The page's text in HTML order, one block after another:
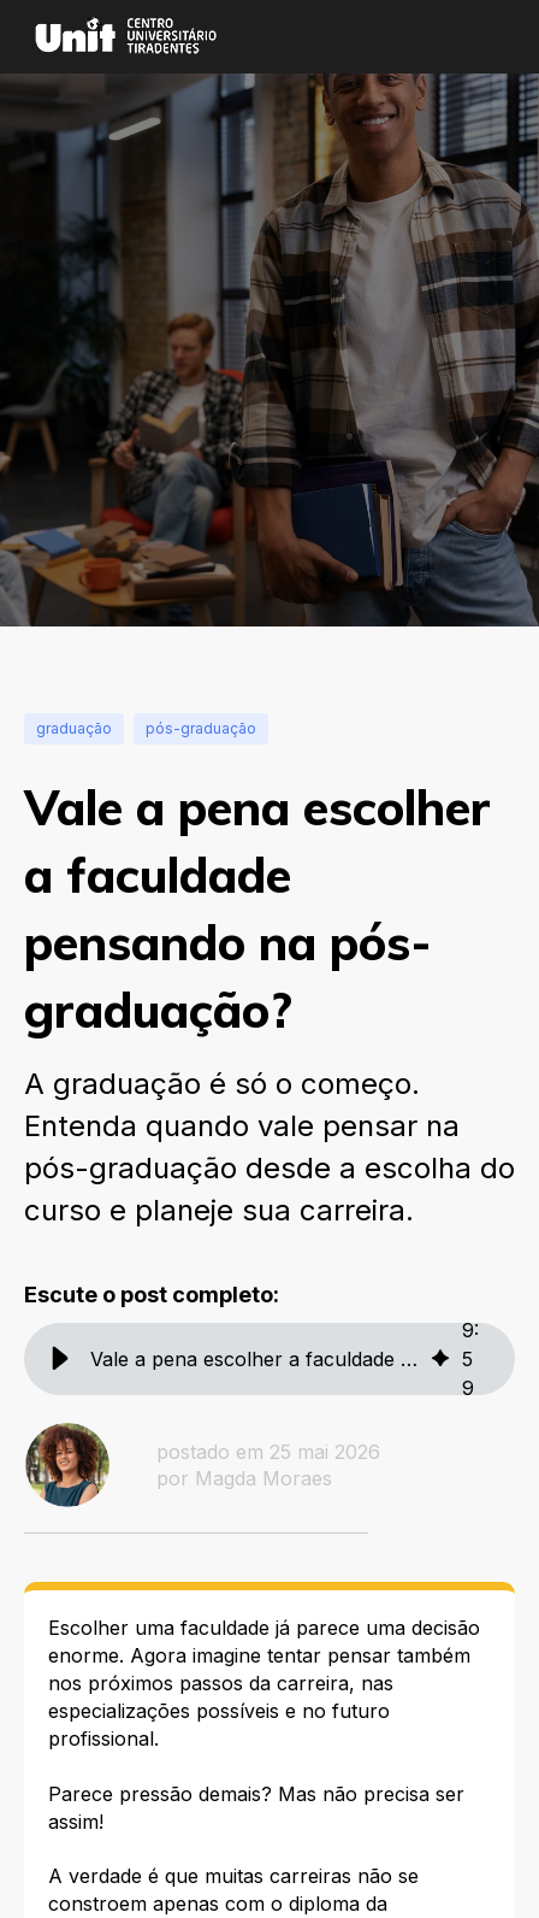
graduação pós-graduação
Vale a pena escolher
a faculdade
pensando na pós-
graduação?
A graduação é só o começo.
Entenda quando vale pensar na
pós-graduação desde a escolha do
curso e planeje sua carreira.
Escute o post completo:
Vale a pena escolher a faculdade pensando na pós-graduação?
9:
5
9
postado em 25 mai 2026
por Magda Moraes
Escolher uma faculdade já parece uma decisão
enorme. Agora imagine tentar pensar também
nos próximos passos da carreira, nas
especializações possíveis e no futuro
profissional.
Parece pressão demais? Mas não precisa ser
assim!
A verdade é que muitas carreiras não se
constroem apenas com o diploma da